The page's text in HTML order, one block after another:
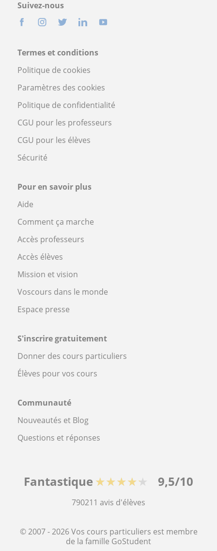
Suivez-nous
Termes et conditions
Politique de cookies
Paramètres des cookies
Politique de confidentialité
CGU pour les professeurs
CGU pour les élèves
Sécurité
Pour en savoir plus
Aide
Comment ça marche
Accès professeurs
Accès élèves
Mission et vision
Voscours dans le monde
Espace presse
S'inscrire gratuitement
Donner des cours particuliers
Élèves pour vos cours
Communauté
Nouveautés et Blog
Questions et réponses
Fantastique ★★★★★ 9,5/10
790211 avis d'élèves
© 2007 - 2026 Vos cours particuliers est membre
de la famille GoStudent